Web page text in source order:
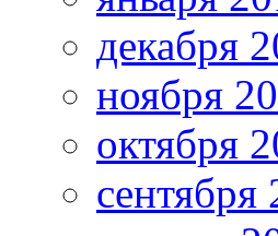
декабря
ноября
октября
сентября